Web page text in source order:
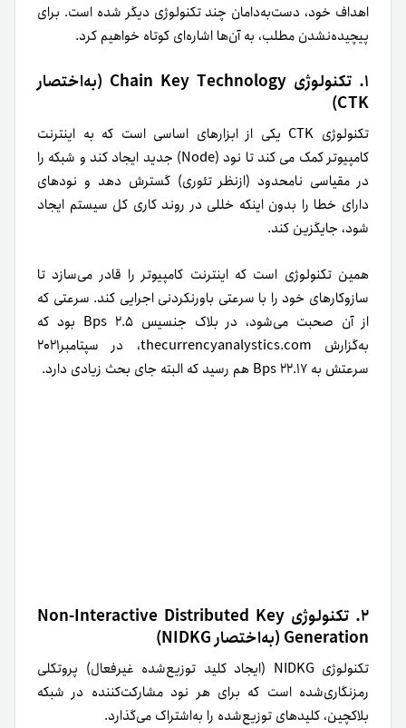
اهداف خود، دست‌به‌دامان چند تکنولوژی دیگر شده است. برای
پیچیده‌نشدن مطلب، به آن‌ها اشاره‌ای کوتاه خواهیم کرد.
۱. تکنولوژی Chain Key Technology (به‌اختصار
CTK)
تکنولوژی CTK یکی از ابزارهای اساسی‌ است که به اینترنت
کامپیوتر کمک می کند تا نود (Node)‌ جدید ایجاد کند و شبکه را
در مقیاسی نامحدود (از‌نظر تئوری) گسترش دهد و نودهای
دارای خطا را بدون اینکه خللی در روند کاری کل سیستم ایجاد
شود، جایگزین کند.
همین تکنولوژی است که اینترنت کامپیوتر را قادر می‌سازد تا
سازوکارهای خود را با سرعتی باورنکردنی اجرایی کند. سرعتی که
از آن صحبت می‌شود، در بلاک جنسیس Bps ۲.۵ بود که
به‌گزارش thecurrencyanalystics.com، در سپتامبر۲۰۲۱
سرعتش به ۲۲.۱۷ Bps هم رسید که البته جای بحث زیادی دارد.
۲. تکنولوژی Non-Interactive Distributed Key
Generation (به‌اختصار NIDKG)
تکنولوژی NIDKG (ایجاد کلید توزیع‌شده غیرفعال) پروتکلی
رمزنگاری‌شده است که برای هر نود مشارکت‌کننده در شبکه
بلاکچین، کلید‌های توزیع‌شده را به‌اشتراک می‌گذارد.